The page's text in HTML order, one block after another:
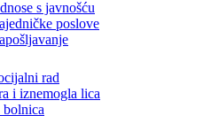
s javnošću
poslove